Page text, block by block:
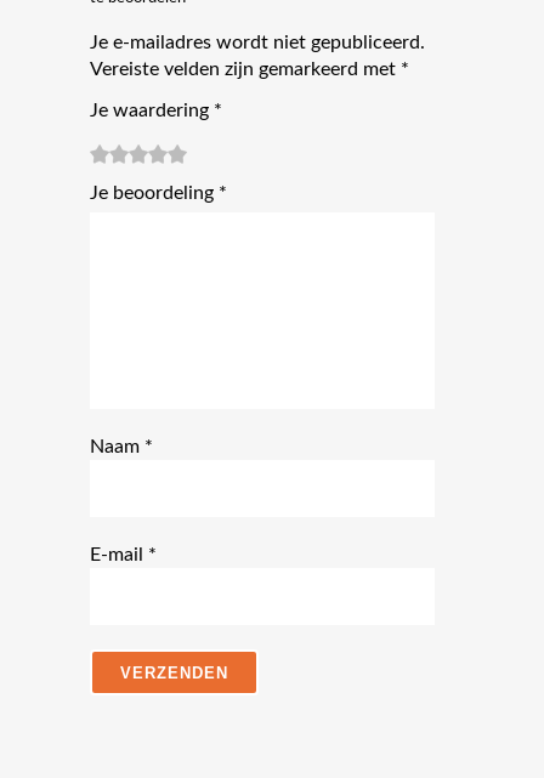
Je e-mailadres wordt niet gepubliceerd.
Vereiste velden zijn gemarkeerd met *
Je waardering *
van
van
de 5
5 sterren
sterren
Je beoordeling *
Naam *
E-mail *